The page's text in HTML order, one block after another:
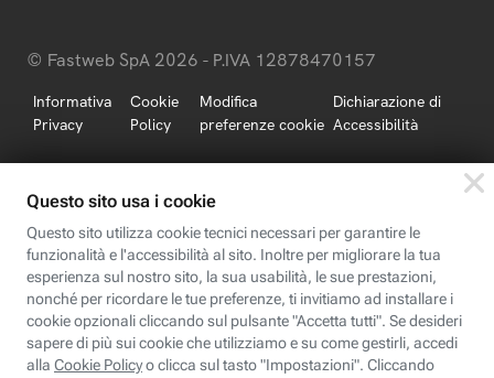
© Fastweb SpA 2026 - P.IVA 12878470157
Informativa
Privacy
Cookie
Policy
Modifica
preferenze cookie
Dichiarazione di
Accessibilità